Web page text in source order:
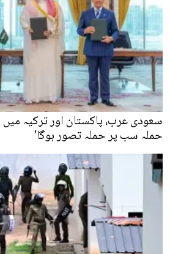
سعودی عرب، پاکستان اور ترکیہ
حملہ سب پر حملہ تصور ہوگا'